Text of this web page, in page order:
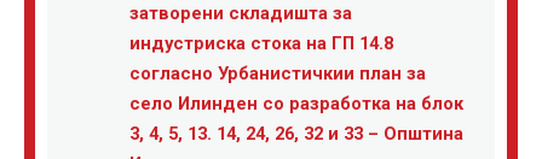
затворени складишта за
индустриска стока на ГП 14.8
согласно Урбанистичкии план за
село Илинден со разработка на блок
3, 4, 5, 13. 14, 24, 26, 32 и 33 – Општина